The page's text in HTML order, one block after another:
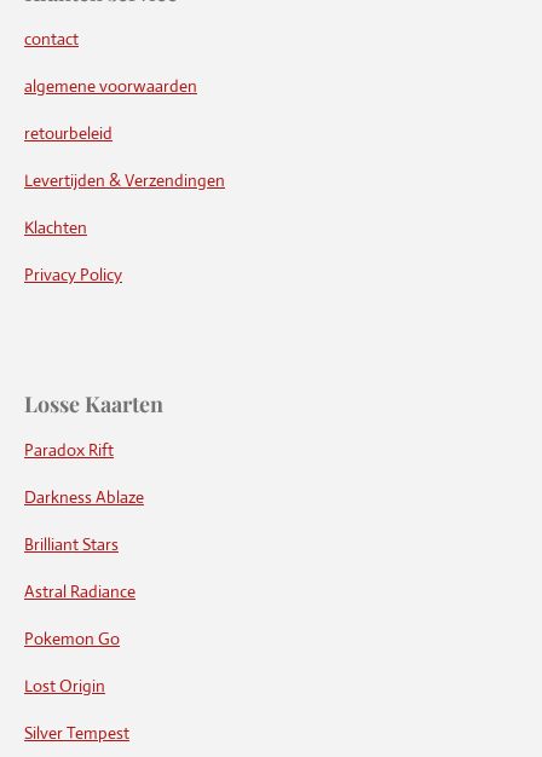
contact
algemene voorwaarden
retourbeleid
Levertijden & Verzendingen
Klachten
Privacy Policy
Losse Kaarten
Paradox Rift
Darkness Ablaze
Brilliant Stars
Astral Radiance
Pokemon Go
Lost Origin
Silver Tempest